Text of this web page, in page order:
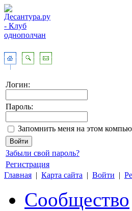
Логин:
Пароль:
Запомнить меня на этом
Забыли свой пароль?
Регистрация
Главная | Карта сайта | Войти |
Сообщество